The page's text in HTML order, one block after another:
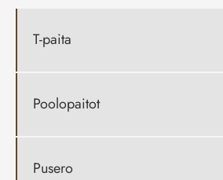
T-paita
Poolopaitot
Pusero